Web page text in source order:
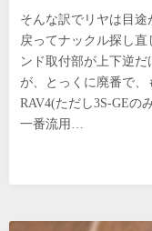
そんな訳でリヤは目
戻ってナックル探し
ンド取付部が上下逆だ
が、とっくに廃番で
RAV4(ただし3S-GEの
一番流用…